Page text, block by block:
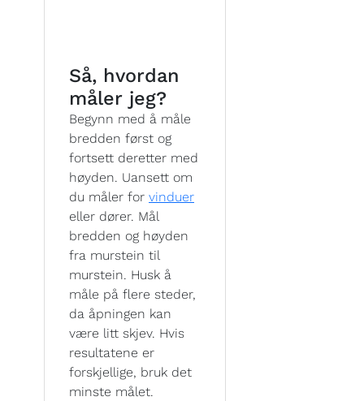
Så, hvordan
måler jeg?
Begynn med å måle
bredden først og
fortsett deretter med
høyden. Uansett om
du måler for vinduer
eller dører. Mål
bredden og høyden
fra murstein til
murstein. Husk å
måle på flere steder,
da åpningen kan
være litt skjev. Hvis
resultatene er
forskjellige, bruk det
minste målet.